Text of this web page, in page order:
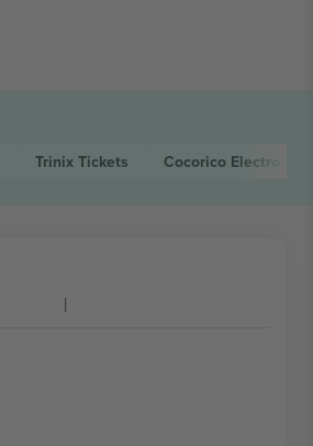
Trinix Tickets Cocorico Electro